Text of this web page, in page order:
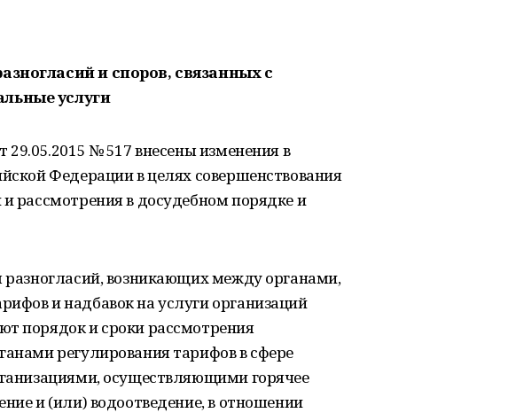
и споров, связанных с
услуги
№ 517 внесены изменения в
Федерации в целях совершенствования
рассмотрения в досудебном порядке и
возникающих между органами,
и надбавок на услуги организаций
порядок и сроки рассмотрения
регулирования тарифов в сфере
осуществляющими горячее
и (или) водоотведение, в отношении